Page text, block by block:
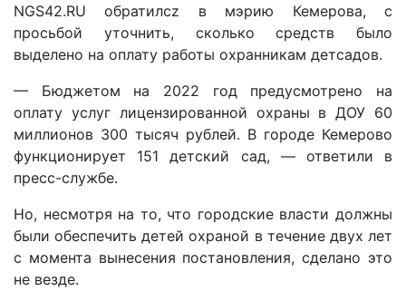
NGS42.RU обратилсz в мэрию Кемерова, с
просьбой уточнить, сколько средств было
выделено на оплату работы охранникам детсадов.
— Бюджетом на 2022 год предусмотрено на
оплату услуг лицензированной охраны в ДОУ 60
миллионов 300 тысяч рублей. В городе Кемерово
функционирует 151 детский сад, — ответили в
пресс-службе.
Но, несмотря на то, что городские власти должны
были обеспечить детей охраной в течение двух лет
с момента вынесения постановления, сделано это
не везде.